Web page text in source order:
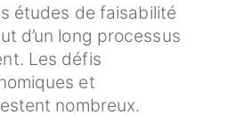
études de faisabilité
d’un long processus
Les défis
et
nombreux.